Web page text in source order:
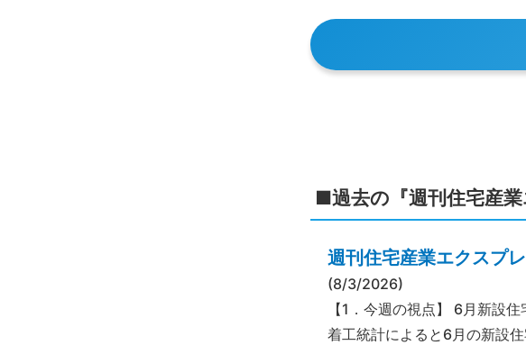
■過去の『週刊住宅産業
週刊住宅産業エクスプ
(8/3/2026)
【1．今週の視点】 6月新設
着工統計によると6月の新設